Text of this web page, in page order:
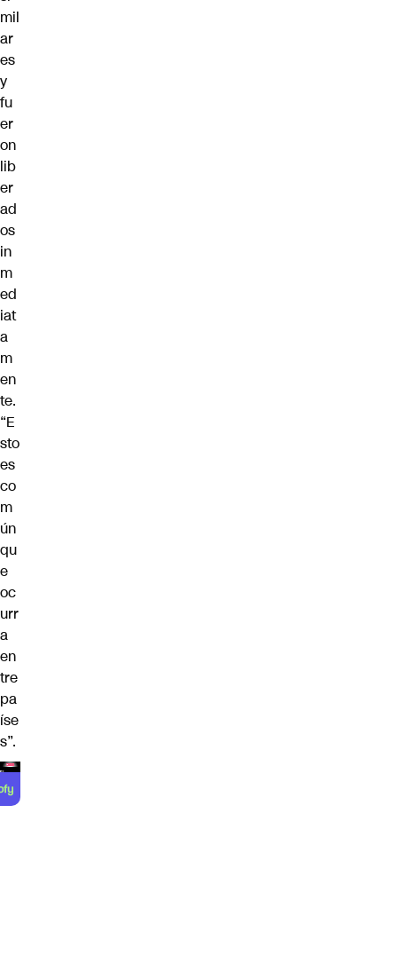
mil
ar
es
y
fu
er
on
lib
er
ad
os
in
m
ed
iat
a
m
en
te.
“E
sto
es
co
m
ún
qu
e
oc
urr
a
en
tre
pa
íse
s”.